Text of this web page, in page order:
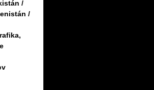
/
/